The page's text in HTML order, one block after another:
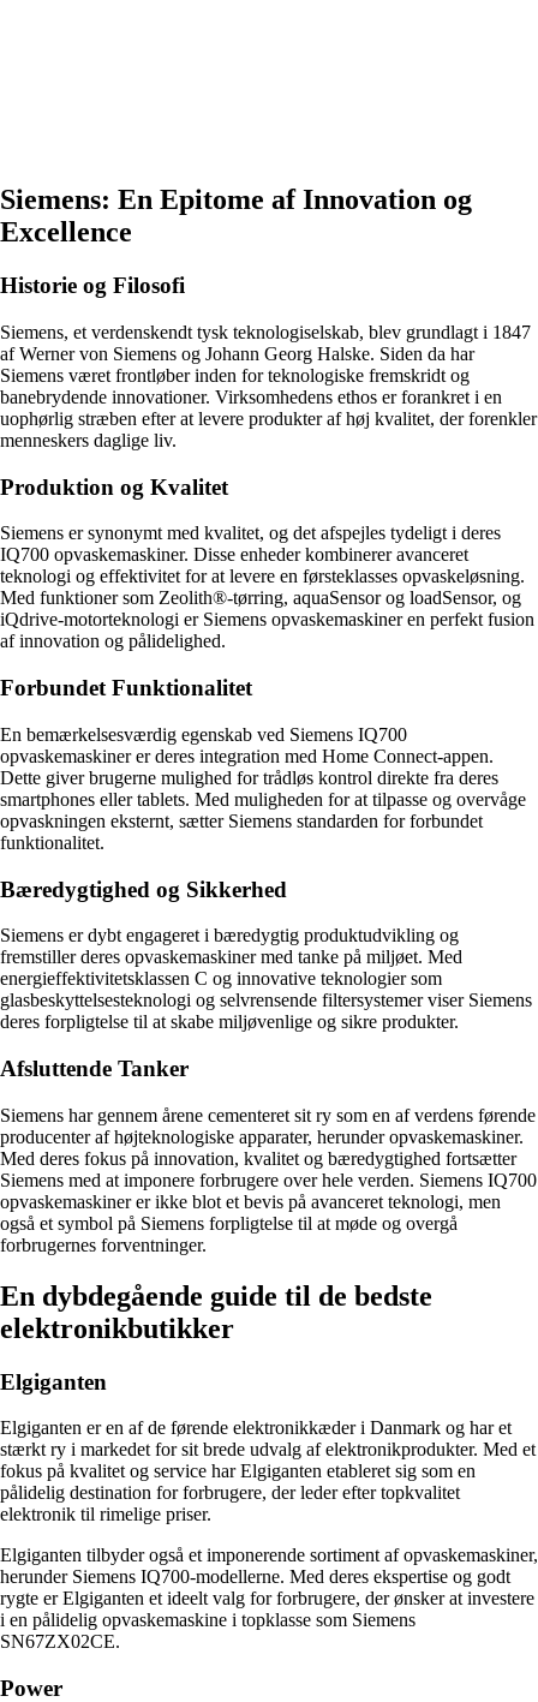
Siemens: En Epitome af Innovation og
Excellence
Historie og Filosofi
Siemens, et verdenskendt tysk teknologiselskab, blev grundlagt i 1847
af Werner von Siemens og Johann Georg Halske. Siden da har
Siemens været frontløber inden for teknologiske fremskridt og
banebrydende innovationer. Virksomhedens ethos er forankret i en
uophørlig stræben efter at levere produkter af høj kvalitet, der forenkler
menneskers daglige liv.
Produktion og Kvalitet
Siemens er synonymt med kvalitet, og det afspejles tydeligt i deres
IQ700 opvaskemaskiner. Disse enheder kombinerer avanceret
teknologi og effektivitet for at levere en førsteklasses opvaskeløsning.
Med funktioner som Zeolith®-tørring, aquaSensor og loadSensor, og
iQdrive-motorteknologi er Siemens opvaskemaskiner en perfekt fusion
af innovation og pålidelighed.
Forbundet Funktionalitet
En bemærkelsesværdig egenskab ved Siemens IQ700
opvaskemaskiner er deres integration med Home Connect-appen.
Dette giver brugerne mulighed for trådløs kontrol direkte fra deres
smartphones eller tablets. Med muligheden for at tilpasse og overvåge
opvaskningen eksternt, sætter Siemens standarden for forbundet
funktionalitet.
Bæredygtighed og Sikkerhed
Siemens er dybt engageret i bæredygtig produktudvikling og
fremstiller deres opvaskemaskiner med tanke på miljøet. Med
energieffektivitetsklassen C og innovative teknologier som
glasbeskyttelsesteknologi og selvrensende filtersystemer viser Siemens
deres forpligtelse til at skabe miljøvenlige og sikre produkter.
Afsluttende Tanker
Siemens har gennem årene cementeret sit ry som en af verdens førende
producenter af højteknologiske apparater, herunder opvaskemaskiner.
Med deres fokus på innovation, kvalitet og bæredygtighed fortsætter
Siemens med at imponere forbrugere over hele verden. Siemens IQ700
opvaskemaskiner er ikke blot et bevis på avanceret teknologi, men
også et symbol på Siemens forpligtelse til at møde og overgå
forbrugernes forventninger.
En dybdegående guide til de bedste
elektronikbutikker
Elgiganten
Elgiganten er en af de førende elektronikkæder i Danmark og har et
stærkt ry i markedet for sit brede udvalg af elektronikprodukter. Med et
fokus på kvalitet og service har Elgiganten etableret sig som en
pålidelig destination for forbrugere, der leder efter topkvalitet
elektronik til rimelige priser.
Elgiganten tilbyder også et imponerende sortiment af opvaskemaskiner,
herunder Siemens IQ700-modellerne. Med deres ekspertise og godt
rygte er Elgiganten et ideelt valg for forbrugere, der ønsker at investere
i en pålidelig opvaskemaskine i topklasse som Siemens
SN67ZX02CE.
Power